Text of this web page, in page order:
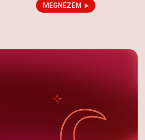
MEGNÉZEM